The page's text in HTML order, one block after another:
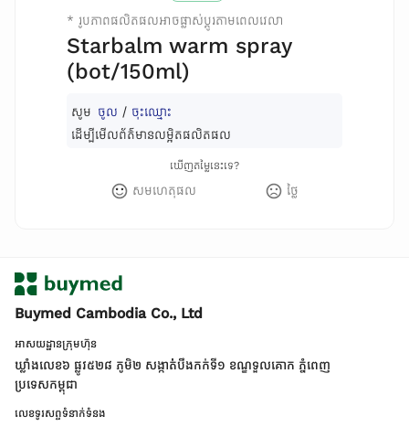
* រូបភាពផលិតផលអាចផ្លាស់ប្តូរតាមពេលវេលា
Starbalm warm spray
(bot/150ml)
សូម ចូល / ចុះឈ្មោះ
ដើម្បីមើលព័ត៌មានលម្អិតផលិតផល
ឃើញតម្លៃនេះទេ?
សមហេតុផល ថ្លៃ
Buymed Cambodia Co., Ltd
អាសយដ្ឋានក្រុមហ៊ុន
ឃ្លាំងលេខ៦ ផ្លូវ៥២៨ ភូមិ២ សង្កាត់់បឹងកក់ទី១ ខណ្ឌទួលគោក ភ្នំពេញ
ប្រទេសកម្ពុជា
លេខទូរសព្ទទំនាក់ទំនង